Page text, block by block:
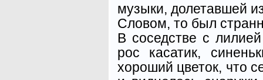
музыки, долетавшей
Словом, то был
В соседстве с
рос касатик,
хороший цветок, что